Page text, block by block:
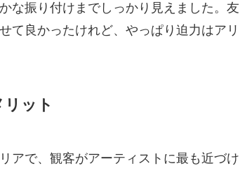
な振り付けまでしっかり見えました。友
て良かったけれど、やっぱり迫力はアリ
ット
アで、観客がアーティストに最も近づけ